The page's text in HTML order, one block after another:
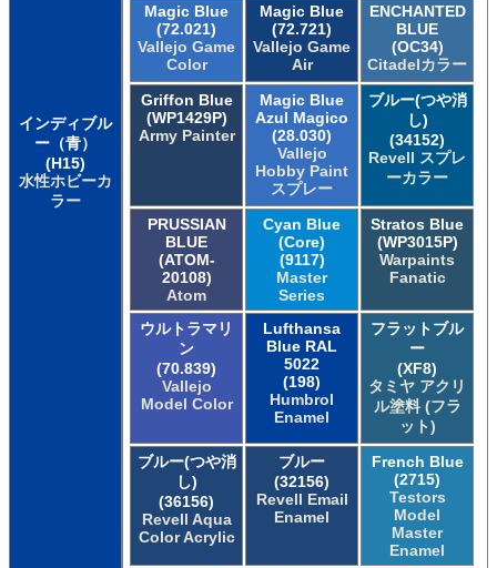
インディブル
ー（青）
(H15)
水性ホビーカ
ラー
Magic Blue
(72.021)
Vallejo Game
Color
Magic Blue
(72.721)
Vallejo Game
Air
ENCHANTED
BLUE
(OC34)
Citadelカラー
Griffon Blue
(WP1429P)
Army Painter
Magic Blue
Azul Magico
(28.030)
Vallejo
Hobby Paint
スプレー
ブルー(つや消
し)
(34152)
Revell スプレ
ーカラー
PRUSSIAN
BLUE
(ATOM-
20108)
Atom
Cyan Blue
(Core)
(9117)
Master
Series
Stratos Blue
(WP3015P)
Warpaints
Fanatic
ウルトラマリ
ン
(70.839)
Vallejo
Model Color
Lufthansa
Blue RAL
5022
(198)
Humbrol
Enamel
フラットブル
ー
(XF8)
タミヤ アクリ
ル塗料 (フラ
ット)
ブルー(つや消
し)
(36156)
Revell Aqua
Color Acrylic
ブルー
(32156)
Revell Email
Enamel
French Blue
(2715)
Testors
Model
Master
Enamel